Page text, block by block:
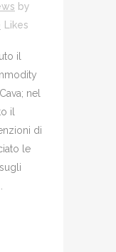
by
Likes
il
nel
il
di
le